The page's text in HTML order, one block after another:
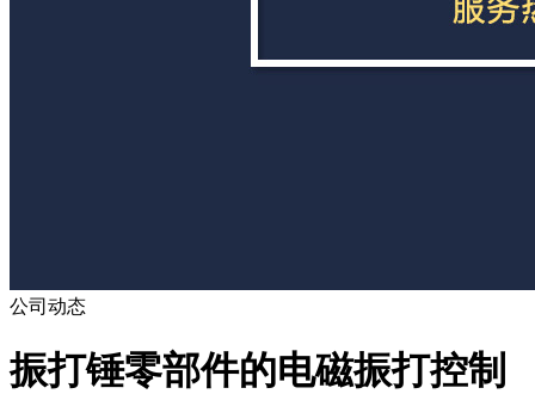
公司动态
振打锤零部件的电磁振打控制